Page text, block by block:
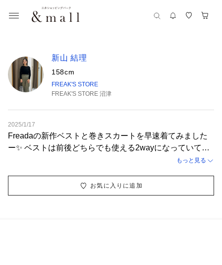
新山 結理
158cm
FREAK'S STORE
FREAK'S STORE 沼津
2025/1/17
Freadaの新作ベストと巻きスカートを早速着てみました
ー✨ ベストは前後どちらでも使える2wayになっていてポ
ケットも取り外しができる遊び心満載の1着となっており
レースがアンティークのもので通常とは違う織り方をして
作られています🤍 どちらもグッとオシャレになれるアイ
もっと見る
お気に入りに追加